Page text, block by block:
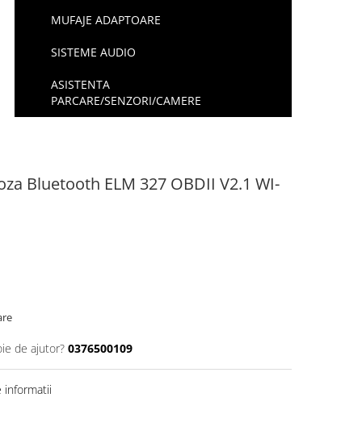
MUFAJE ADAPTOARE
SISTEME AUDIO
ASISTENTA
PARCARE/SENZORI/CAMERE
Bluetooth ELM 327 OBDII V2.1 WI-
de ajutor? 0376500109
informatii